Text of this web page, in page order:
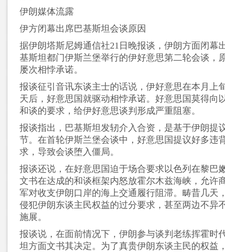
伊朗媒体流露
伊方闭幕出席巴基斯坦会谈原因
据伊朗塔斯尼姆通信社21日晚报谈，伊朗方面闭幕
基斯坦都门伊斯兰堡举行的伊好意思第二轮会谈，
屡次相悖承诺。
报谈征引音讯东谈主士的话说，伊好意思在本月上
天后，好意思国就驱动相悖承诺。好意思国莫得向
和谈的要求，给伊好意思谈判形成严重阻塞。
报谈指出，巴基斯坦发轫介入合资，是基于伊朗提
节。在首轮伊斯兰堡会谈中，好意思国提议好多违
求，导致会谈堕入僵局。
报谈还说，在好意思国迫于场合要求以色列在黎巴
文书在达成的和谈框架内怒放霍尔木兹海峡，允许
军对收支伊朗口岸的海上交通履行阻滞。畴昔几天
侵犯伊朗东谈主民权益的过分要求，甚至两边不异
施展。
报谈说，在面前情况下，伊朗参与谈判老练挥霍时
坦方面文书其决定。为了真贵伊朗东谈主民的权益